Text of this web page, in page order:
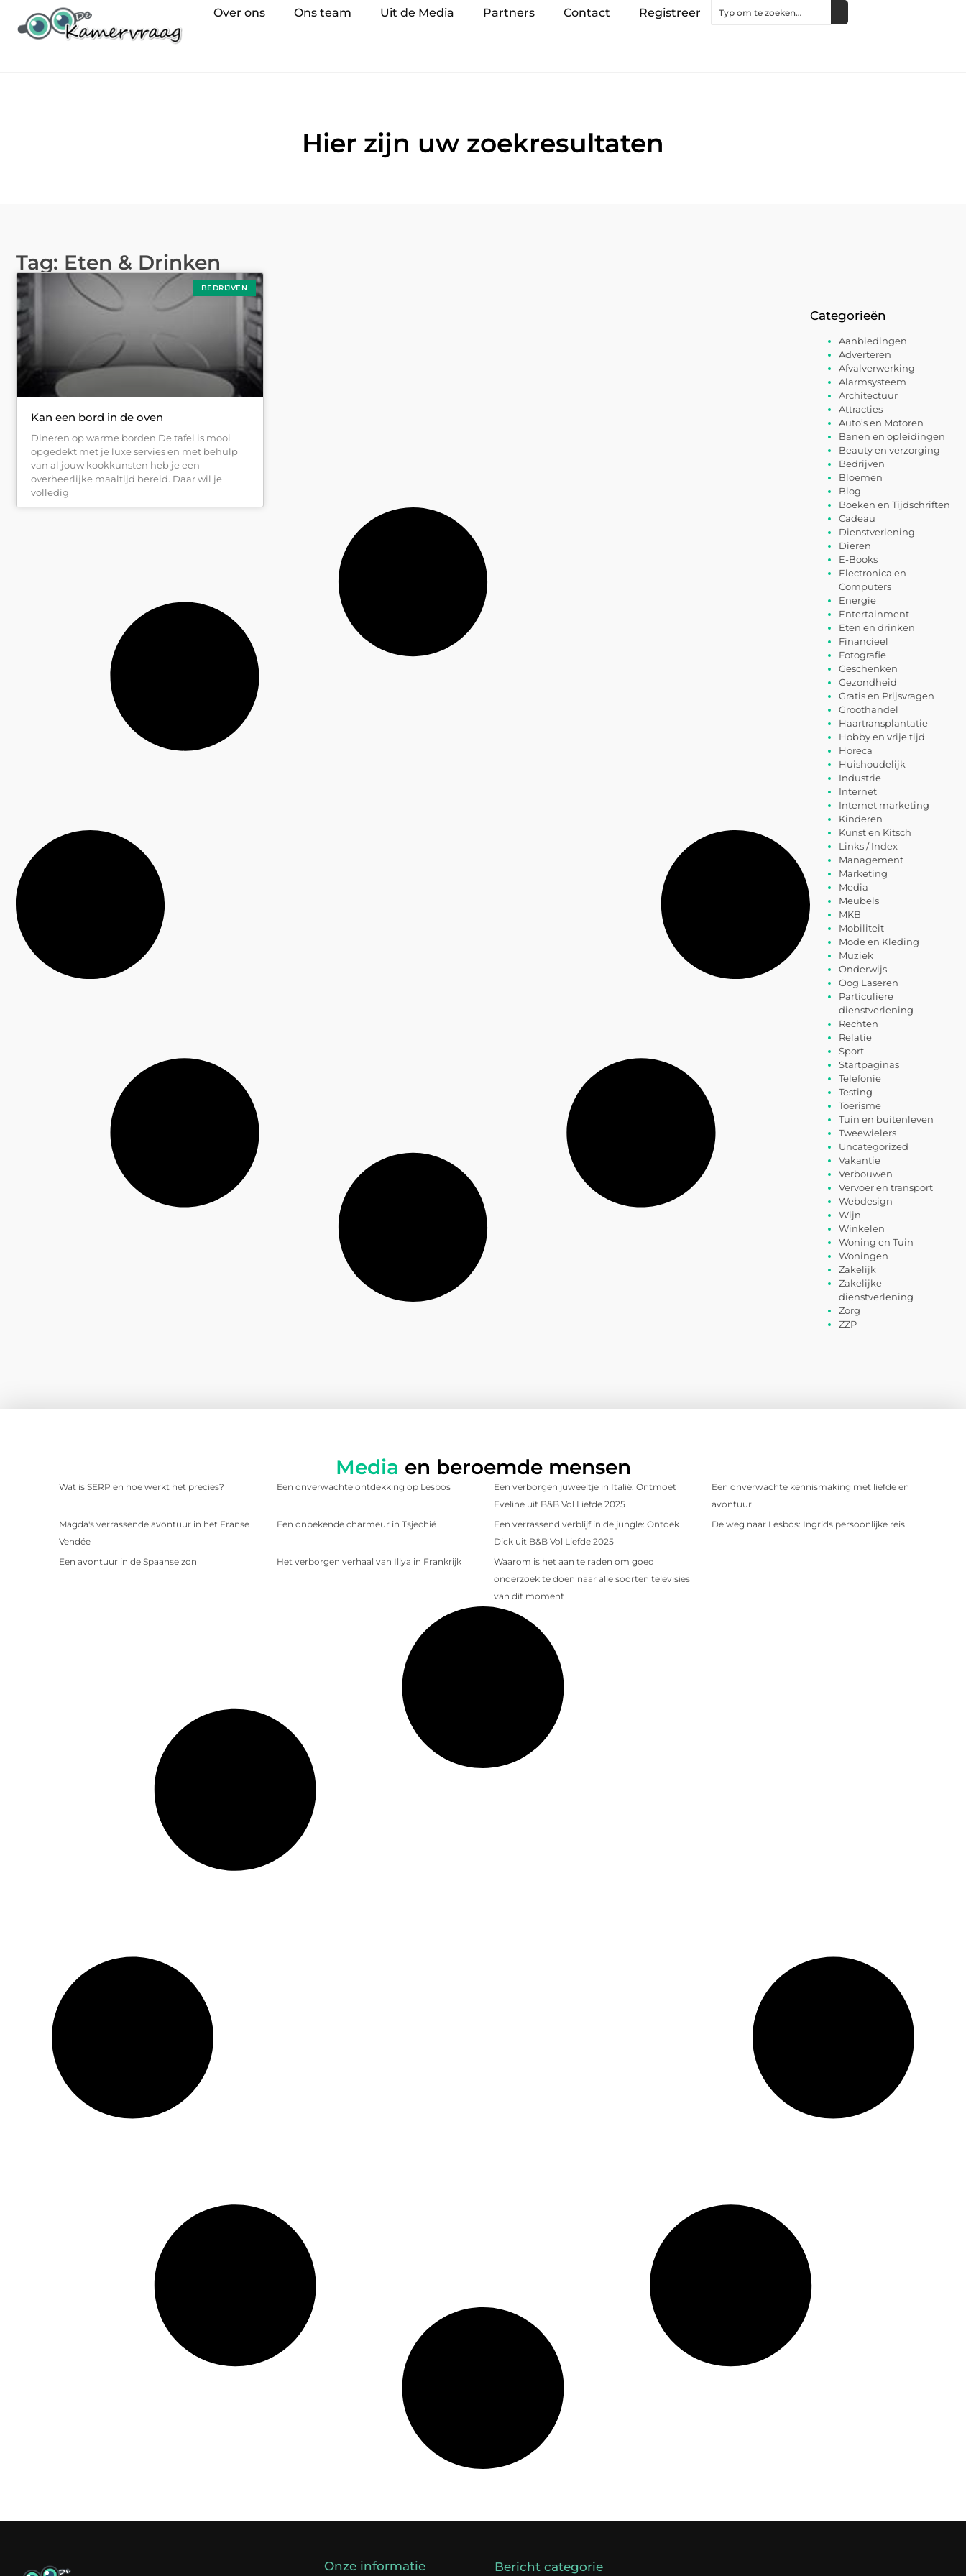
Over ons Ons team Uit de Media Partners Contact Registreer
Hier zijn uw zoekresultaten
Tag: Eten & Drinken
BEDRIJVEN
Kan een bord in de oven
Dineren op warme borden De tafel is mooi
opgedekt met je luxe servies en met behulp
van al jouw kookkunsten heb je een
overheerlijke maaltijd bereid. Daar wil je
volledig
Categorieën
Aanbiedingen
Adverteren
Afvalverwerking
Alarmsysteem
Architectuur
Attracties
Auto’s en Motoren
Banen en opleidingen
Beauty en verzorging
Bedrijven
Bloemen
Blog
Boeken en Tijdschriften
Cadeau
Dienstverlening
Dieren
E-Books
Electronica en
Computers
Energie
Entertainment
Eten en drinken
Financieel
Fotografie
Geschenken
Gezondheid
Gratis en Prijsvragen
Groothandel
Haartransplantatie
Hobby en vrije tijd
Horeca
Huishoudelijk
Industrie
Internet
Internet marketing
Kinderen
Kunst en Kitsch
Links / Index
Management
Marketing
Media
Meubels
MKB
Mobiliteit
Mode en Kleding
Muziek
Onderwijs
Oog Laseren
Particuliere
dienstverlening
Rechten
Relatie
Sport
Startpaginas
Telefonie
Testing
Toerisme
Tuin en buitenleven
Tweewielers
Uncategorized
Vakantie
Verbouwen
Vervoer en transport
Webdesign
Wijn
Winkelen
Woning en Tuin
Woningen
Zakelijk
Zakelijke
dienstverlening
Zorg
ZZP
Media en beroemde mensen
Wat is SERP en hoe werkt het precies? Een onverwachte ontdekking op Lesbos
Een verborgen juweeltje in Italië: Ontmoet
Eveline uit B&B Vol Liefde 2025
Een onverwachte kennismaking met liefde en
avontuur
Magda's verrassende avontuur in het Franse
Vendée
Een onbekende charmeur in Tsjechië
Een verrassend verblijf in de jungle: Ontdek
Dick uit B&B Vol Liefde 2025
De weg naar Lesbos: Ingrids persoonlijke reis
Een avontuur in de Spaanse zon Het verborgen verhaal van Illya in Frankrijk
Waarom is het aan te raden om goed
onderzoek te doen naar alle soorten televisies
van dit moment
Onze informatie Bericht categorie